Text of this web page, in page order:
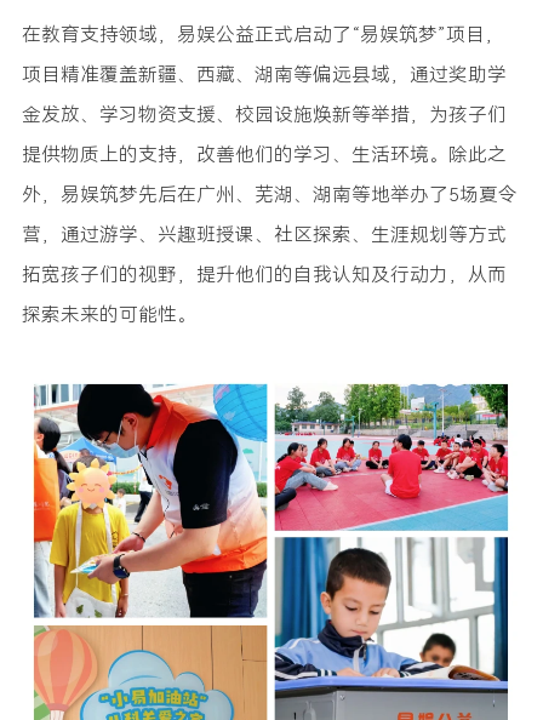
在教育支持领域，易娱公益正式启动了“易娱筑梦”项目，
项目精准覆盖新疆、西藏、湖南等偏远县域，通过奖助学
金发放、学习物资支援、校园设施焕新等举措，为孩子们
提供物质上的支持，改善他们的学习、生活环境。除此之
外，易娱筑梦先后在广州、芜湖、湖南等地举办了5场夏令
营，通过游学、兴趣班授课、社区探索、生涯规划等方式
拓宽孩子们的视野，提升他们的自我认知及行动力，从而
探索未来的可能性。